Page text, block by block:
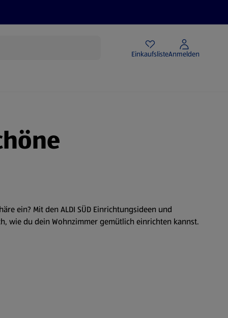
EinkaufslisteAnmelden
ein? Mit den ALDI SÜD Einrichtungsideen und
wie du dein Wohnzimmer gemütlich einrichten kannst.